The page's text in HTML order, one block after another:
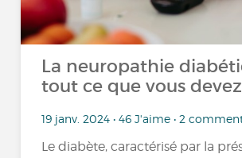
La neuropathie
tout ce que vous
19 janv. 2024 • 46 J'aime • 2
Le diabète, caractérisé par la